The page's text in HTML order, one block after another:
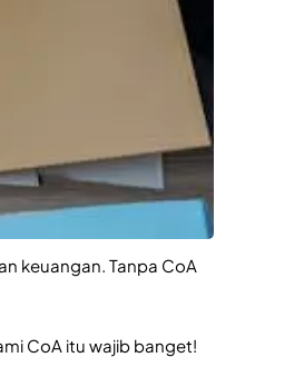
keuangan. Tanpa CoA
CoA itu wajib banget!